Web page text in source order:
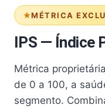
MÉTRICA
IPS — Índice
Métrica
de 0 a 100, a
segmento.